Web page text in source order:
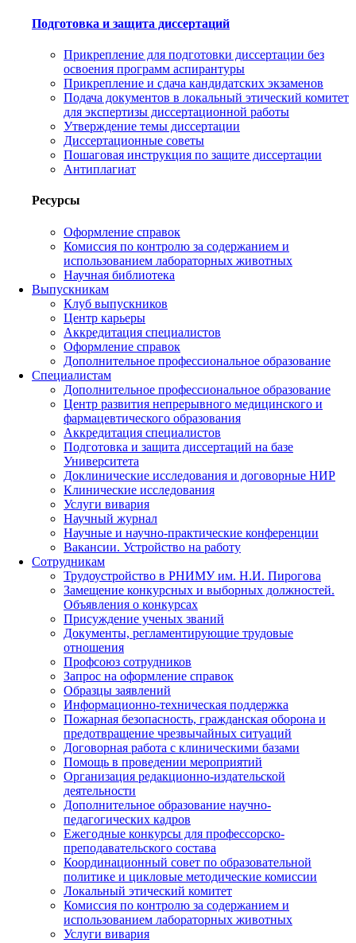
Подготовка и защита диссертаций
Прикрепление для подготовки диссертации без
освоения программ аспирантуры
Прикрепление и сдача кандидатских экзаменов
Подача документов в локальный этический комитет
для экспертизы диссертационной работы
Утверждение темы диссертации
Диссертационные советы
Пошаговая инструкция по защите диссертации
Антиплагиат
Ресурсы
Оформление справок
Комиссия по контролю за содержанием и
использованием лабораторных животных
Научная библиотека
Выпускникам
Клуб выпускников
Центр карьеры
Аккредитация специалистов
Оформление справок
Дополнительное профессиональное образование
Специалистам
Дополнительное профессиональное образование
Центр развития непрерывного медицинского и
фармацевтического образования
Аккредитация специалистов
Подготовка и защита диссертаций на базе
Университета
Доклинические исследования и договорные НИР
Клинические исследования
Услуги вивария
Научный журнал
Научные и научно-практические конференции
Вакансии. Устройство на работу
Сотрудникам
Трудоустройство в РНИМУ им. Н.И. Пирогова
Замещение конкурсных и выборных должностей.
Объявления о конкурсах
Присуждение ученых званий
Документы, регламентирующие трудовые
отношения
Профсоюз сотрудников
Запрос на оформление справок
Образцы заявлений
Информационно-техническая поддержка
Пожарная безопасность, гражданская оборона и
предотвращение чрезвычайных ситуаций
Договорная работа с клиническими базами
Помощь в проведении мероприятий
Организация редакционно-издательской
деятельности
Дополнительное образование научно-
педагогических кадров
Ежегодные конкурсы для профессорско-
преподавательского состава
Координационный совет по образовательной
политике и цикловые методические комиссии
Локальный этический комитет
Комиссия по контролю за содержанием и
использованием лабораторных животных
Услуги вивария